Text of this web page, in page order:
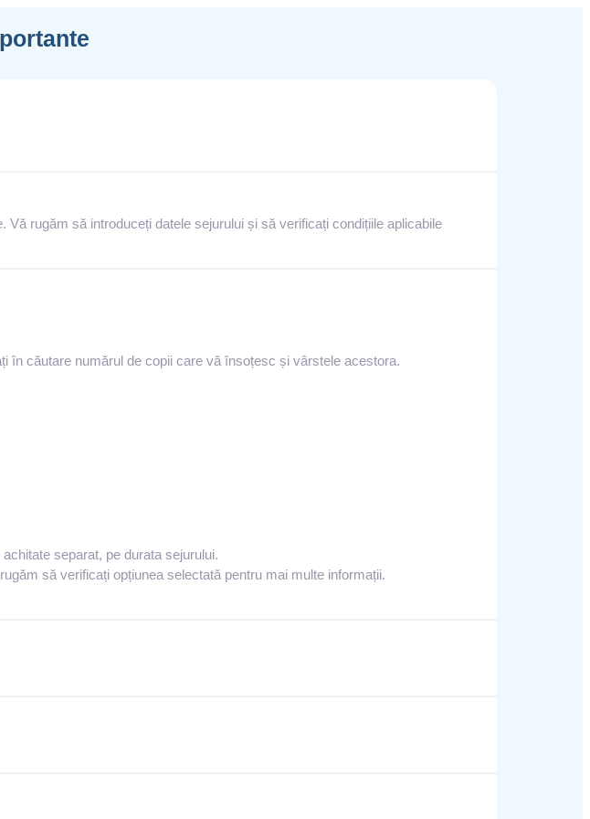
rugăm să introduceți datele sejurului și să verificați condițiile aplicabile
în căutare numărul de copii care vă însoțesc și vârstele acestora.
separat, pe durata sejurului.
să verificați opțiunea selectată pentru mai multe informații.